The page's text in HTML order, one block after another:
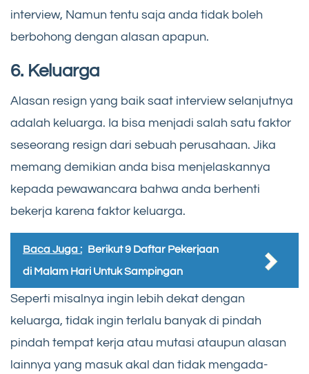
interview, Namun tentu saja anda tidak boleh
berbohong dengan alasan apapun.
6. Keluarga
Alasan resign yang baik saat interview selanjutnya
adalah keluarga. Ia bisa menjadi salah satu faktor
seseorang resign dari sebuah perusahaan. Jika
memang demikian anda bisa menjelaskannya
kepada pewawancara bahwa anda berhenti
bekerja karena faktor keluarga.
Baca Juga : Berikut 9 Daftar Pekerjaan
di Malam Hari Untuk Sampingan
Seperti misalnya ingin lebih dekat dengan
keluarga, tidak ingin terlalu banyak di pindah
pindah tempat kerja atau mutasi ataupun alasan
lainnya yang masuk akal dan tidak mengada-